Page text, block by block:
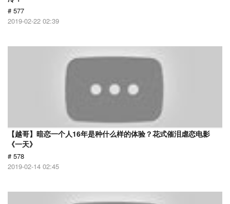
# 577
2019-02-22 02:39
【越哥】暗恋一个人16年是种什么样的体验？花式催泪虐恋电影
《一天》
# 578
2019-02-14 02:45